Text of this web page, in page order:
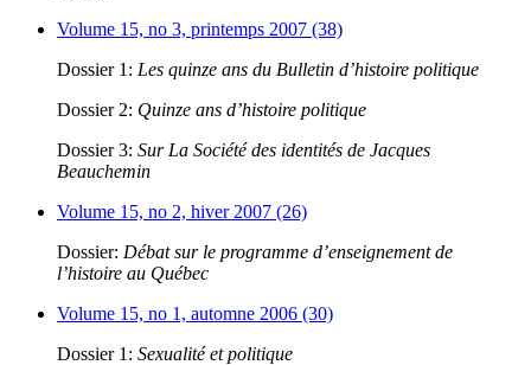
Volume 15, no 3, printemps 2007 (38)
Dossier 1: Les quinze ans du Bulletin d’histoire politique
Dossier 2: Quinze ans d’histoire politique
Dossier 3: Sur La Société des identités de Jacques
Beauchemin
Volume 15, no 2, hiver 2007 (26)
Dossier: Débat sur le programme d’enseignement de
l’histoire au Québec
Volume 15, no 1, automne 2006 (30)
Dossier 1: Sexualité et politique